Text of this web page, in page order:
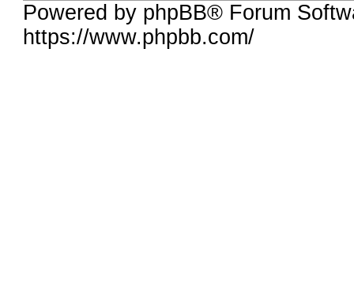
Powered by phpBB® Forum
https://www.phpbb.com/